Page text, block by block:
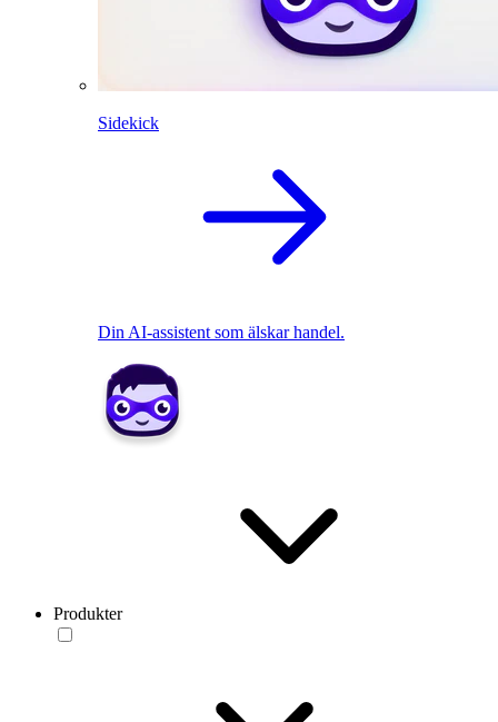
Sidekick
Din AI-assistent som älskar handel.
Produkter